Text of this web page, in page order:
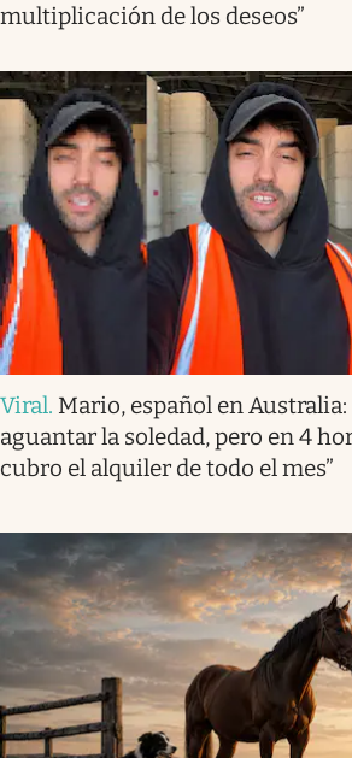
multiplicación de los deseos”
Viral. Mario, español en
aguantar la soledad, pero en 4
cubro el alquiler de todo el mes”